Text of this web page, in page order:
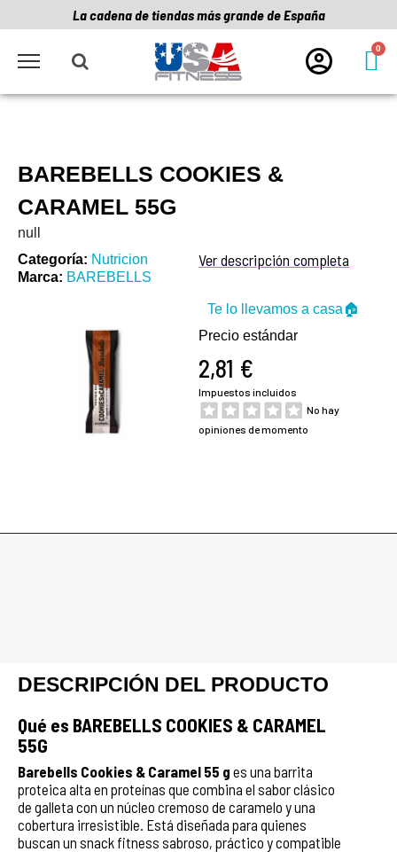
La cadena de tiendas más grande de España
BAREBELLS COOKIES &
CARAMEL 55G
null
Categoría
Nutricion
Marca
BAREBELLS
Ver descripción completa
Te lo llevamos a casa🏠
Precio estándar
2,81 €
Impuestos incluidos
No hay
opiniones de momento
DESCRIPCIÓN DEL PRODUCTO
Qué es BAREBELLS COOKIES & CARAMEL
55G
Barebells Cookies & Caramel 55 g es una barrita
proteica alta en proteínas que combina el sabor clásico
de galleta con un núcleo cremoso de caramelo y una
cobertura irresistible. Está diseñada para quienes
buscan un snack fitness sabroso, práctico y compatible